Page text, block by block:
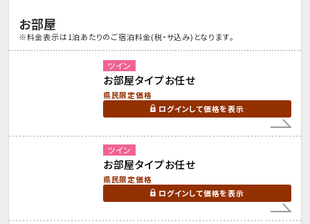
お部屋
※料金表示は1泊あたりのご宿泊料金(税・サ込み)となります。
ツイン
お部屋タイプお任せ
県民限定価格
ログインして価格を表示
ツイン
お部屋タイプお任せ
県民限定価格
ログインして価格を表示